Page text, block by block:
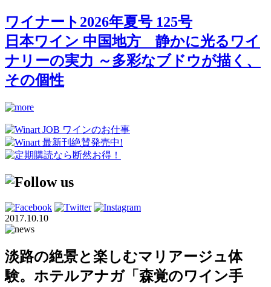
ワイナート2026年夏号 125号
日本ワイン 中国地方 静かに光るワイ
ナリーの実力 ～多彩なブドウが描く、
その個性
2017.10.10
淡路の絶景と楽しむマリアージュ体
験。ホテルアナガ「森覚のワイン手